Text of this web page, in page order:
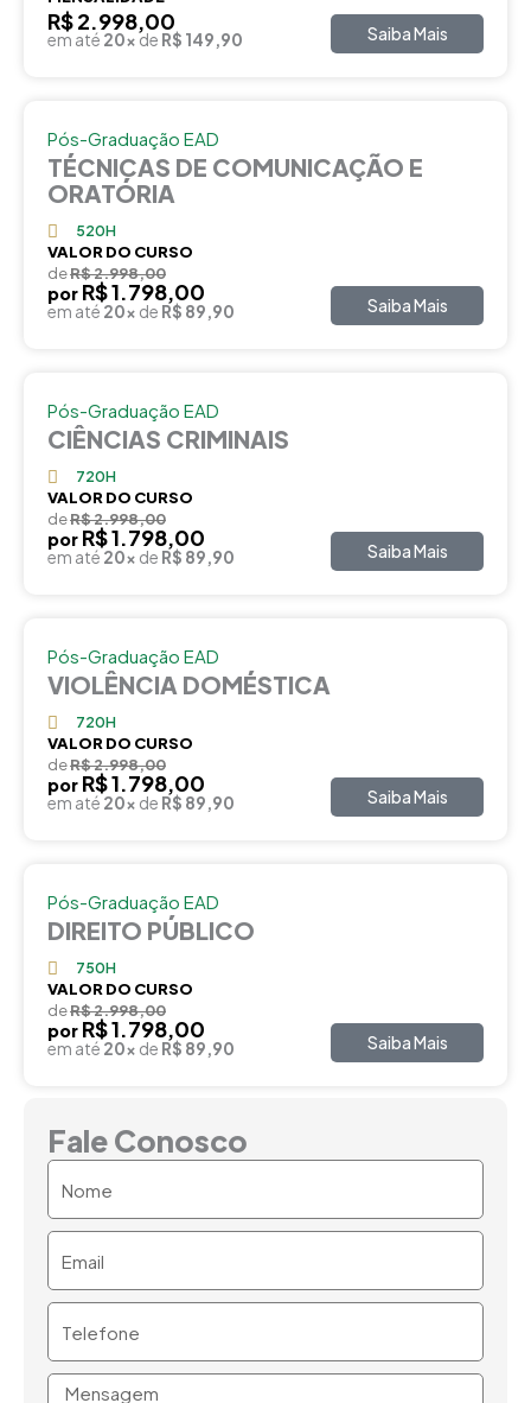
R$ 2.998,00
em até 20xde R$ 149,90 Saiba Mais
Pós-Graduação EAD
TÉCNICAS DE COMUNICAÇÃO E
ORATÓRIA
520H
VALOR DO CURSO
deR$ 2.998,00
por R$ 1.798,00
em até 20x de R$ 89,90 Saiba Mais
Pós-Graduação EAD
CIÊNCIAS CRIMINAIS
720H
VALOR DO CURSO
deR$ 2.998,00
por R$ 1.798,00
em até 20x de R$ 89,90 Saiba Mais
Pós-Graduação EAD
VIOLÊNCIA DOMÉSTICA
720H
VALOR DO CURSO
deR$ 2.998,00
por R$ 1.798,00
em até 20x de R$ 89,90 Saiba Mais
Pós-Graduação EAD
DIREITO PÚBLICO
750H
VALOR DO CURSO
deR$ 2.998,00
por R$ 1.798,00
em até 20x de R$ 89,90 Saiba Mais
Fale Conosco
Mensagem